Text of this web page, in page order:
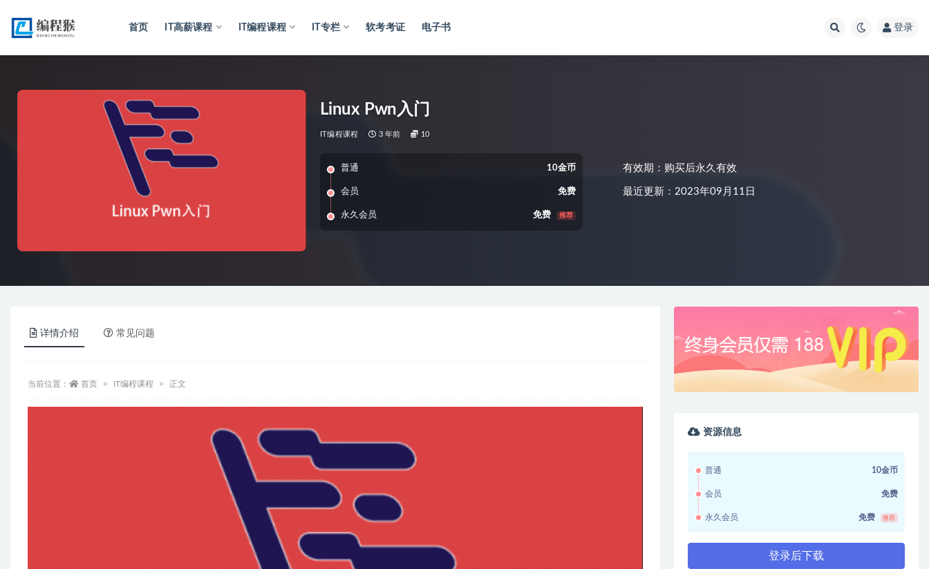
首页 IT高薪课程 IT编程课程 IT专栏 软考考证 电子书 登录
Linux Pwn入门
IT编程课程 3 年前 10
普通 10金币
会员 免费
永久会员 免费 推荐
有效期：购买后永久有效
最近更新：2023年09月11日
详情介绍 常见问题
当前位置： 首页 IT编程课程 正文
资源信息
普通 10金币
会员 免费
永久会员 免费 推荐
登录后下载